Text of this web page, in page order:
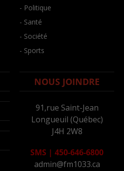
- Politique
- Santé
- Société
- Sports
NOUS JOINDRE
91,rue Saint-Jean
Longueuil (Québec)
J4H 2W8
SMS | 450-646-6800
admin@fm1033.ca